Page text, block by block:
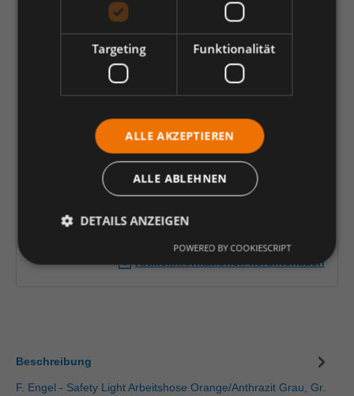
56 58 60 62 64
*
Anzahl verringern Anzahl erhöhen
Einheit
Artikelinformationen herunterladen
Beschreibung
F. Engel - Safety Light Arbeitshose Orange/Anthrazit Grau, Gr.
Targeting Funktionalität
ALLE AKZEPTIEREN
ALLE ABLEHNEN
DETAILS ANZEIGEN
POWERED BY COOKIESCRIPT